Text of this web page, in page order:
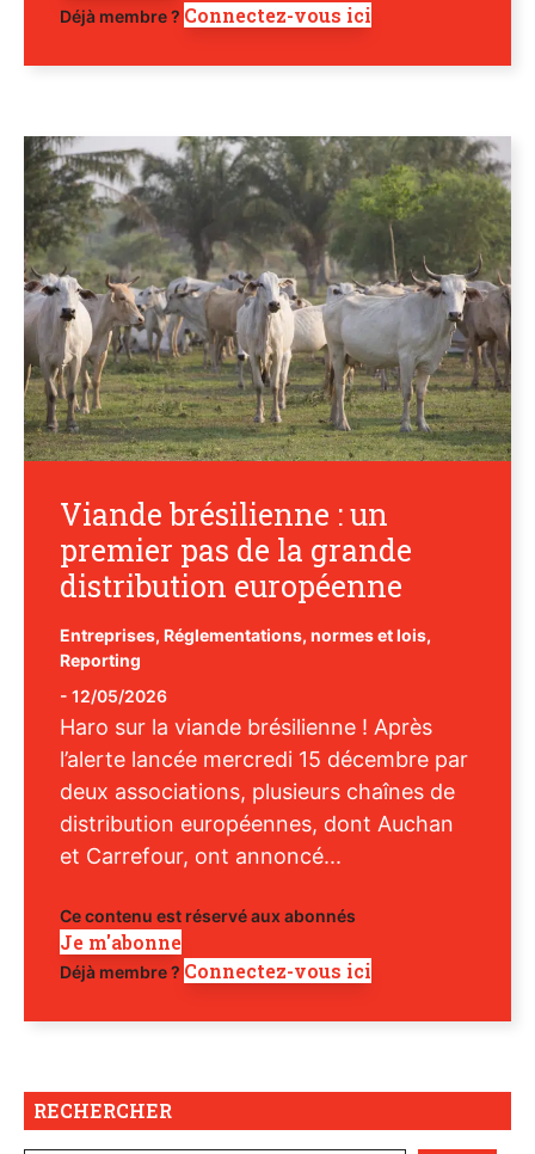
Déjà membre ? Connectez-vous ici
Viande brésilienne : un
premier pas de la grande
distribution européenne
Entreprises, Réglementations, normes et lois,
Reporting
- 12/05/2026
Haro sur la viande brésilienne ! Après
l’alerte lancée mercredi 15 décembre par
deux associations, plusieurs chaînes de
distribution européennes, dont Auchan
et Carrefour, ont annoncé...
Ce contenu est réservé aux abonnés
Je m'abonne
Déjà membre ? Connectez-vous ici
RECHERCHER